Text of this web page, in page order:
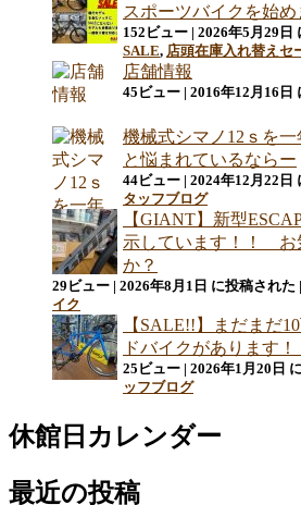
スポーツバイクを始め
152ビュー 2026年5月29日
SALE, 店頭在庫入れ替えセ
店舗情報
45ビュー 2016年12月16日
機械式シマノ12ｓを
と悩まれているならー
44ビュー 2024年12月22日
タッフブログ
【GIANT】新型
示しています！！ お
か？
29ビュー 2026年8月1日 に投稿された
イク
【SALE!!】まだまだ
ドバイクがあります
25ビュー 2026年1月20日
ッフブログ
休館日カレンダー
最近の投稿